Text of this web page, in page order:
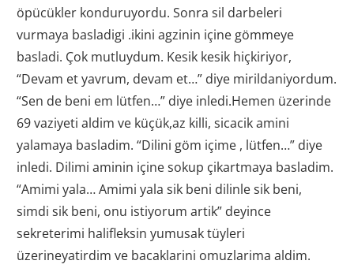
öpücükler konduruyordu. Sonra sil darbeleri
vurmaya basladigi .ikini agzinin içine gömmeye
basladi. Çok mutluydum. Kesik kesik hiçkiriyor,
“Devam et yavrum, devam et…” diye mirildaniyordum.
“Sen de beni em lütfen…” diye inledi.Hemen üzerinde
69 vaziyeti aldim ve küçük,az killi, sicacik amini
yalamaya basladim. “Dilini göm içime , lütfen…” diye
inledi. Dilimi aminin içine sokup çikartmaya basladim.
“Amimi yala… Amimi yala sik beni dilinle sik beni,
simdi sik beni, onu istiyorum artik” deyince
sekreterimi halifleksin yumusak tüyleri
üzerineyatirdim ve bacaklarini omuzlarima aldim.